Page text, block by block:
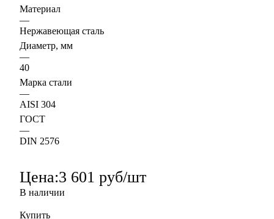
Материал
—
Нержавеющая сталь
Диаметр, мм
—
40
Марка стали
—
AISI 304
ГОСТ
—
DIN 2576
Цена:3 601 руб/шт
В наличии
Купить